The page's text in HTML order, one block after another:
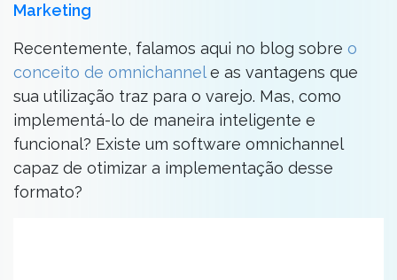
Marketing
Recentemente, falamos aqui no blog sobre o
conceito de omnichannele as vantagens que
sua utilização traz para o varejo. Mas, como
implementá-lo de maneira inteligente e
funcional? Existe um software omnichannel
capaz de otimizar a implementação desse
formato?